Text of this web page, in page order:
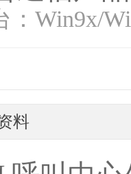
：Win9x/
料